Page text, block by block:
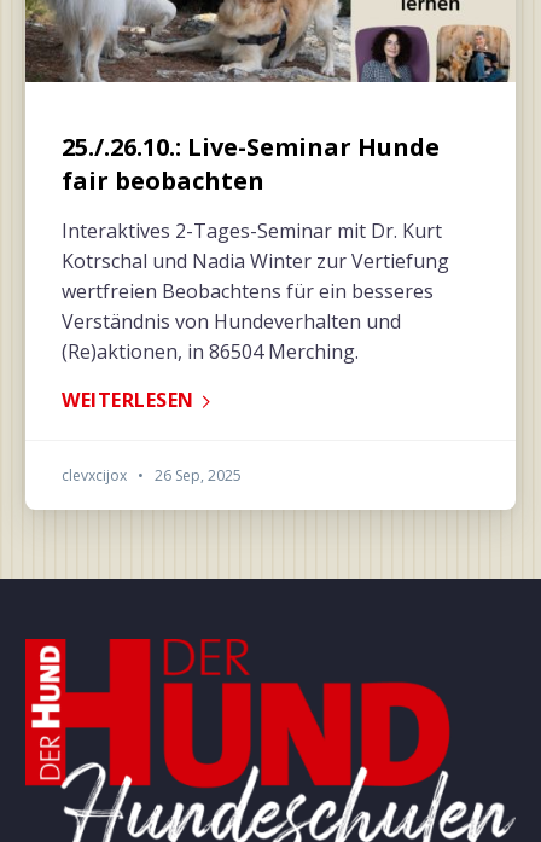
25./.26.10.: Live-Seminar Hunde
fair beobachten
Interaktives 2-Tages-Seminar mit Dr. Kurt
Kotrschal und Nadia Winter zur Vertiefung
wertfreien Beobachtens für ein besseres
Verständnis von Hundeverhalten und
(Re)aktionen, in 86504 Merching.
WEITERLESEN
clevxcijox • 26 Sep, 2025